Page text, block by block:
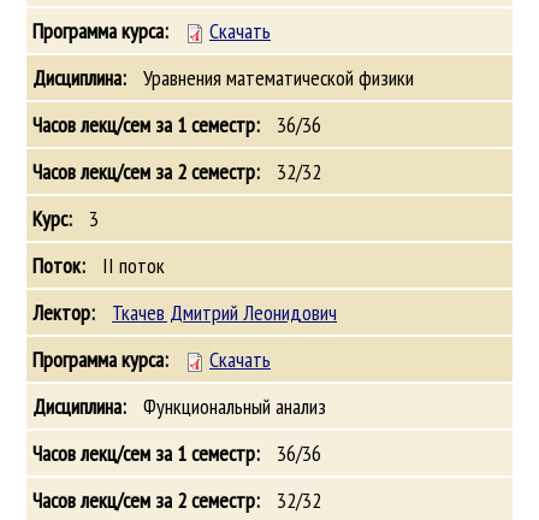
Скачать
Уравнения математической физики
36/36
32/32
3
II поток
Ткачев Дмитрий Леонидович
Скачать
Функциональный анализ
36/36
32/32